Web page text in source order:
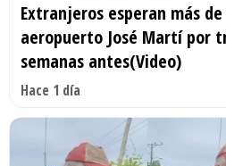
Extranjeros esperan más
aeropuerto José Martí por
semanas antes(Video)
Hace 1 día